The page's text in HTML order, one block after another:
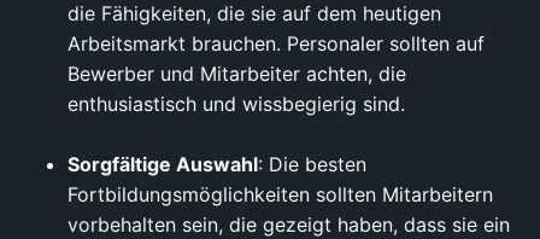
die Fähigkeiten, die sie auf dem heutigen
Arbeitsmarkt brauchen. Personaler sollten auf
Bewerber und Mitarbeiter achten, die
enthusiastisch und wissbegierig sind.
Sorgfältige Auswahl: Die besten
Fortbildungsmöglichkeiten sollten Mitarbeitern
vorbehalten sein, die gezeigt haben, dass sie ein